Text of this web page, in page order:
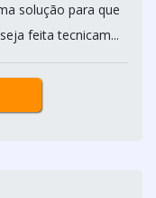
solução para que
feita tecnicam...